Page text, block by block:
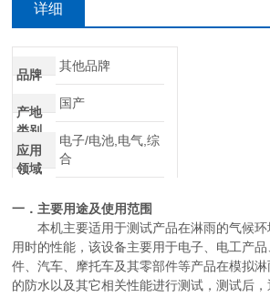
详细
介绍
品牌
其他品牌
产地
类别
国产
应用
领域
电子/电池,电气,综
合
一．主要用途及使用范围
本机主要适用于测试产品在淋雨的气候
用时的性能，该设备主要用于电子、电工产
件、汽车、摩托车及其零部件等产品在模拟
的防水以及其它相关性能进行测试，测试后